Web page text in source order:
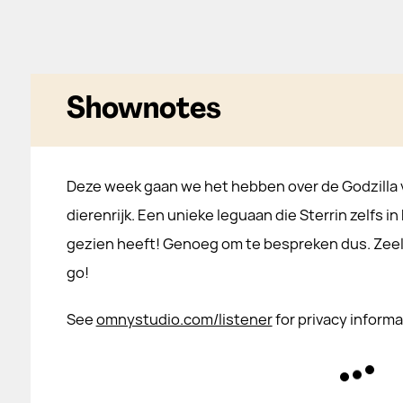
Shownotes
Deze week gaan we het hebben over de Godzilla
dierenrijk. Een unieke leguaan die Sterrin zelfs
gezien heeft! Genoeg om te bespreken dus.
go!
Seeomnystudio.com/listenerfor privacy